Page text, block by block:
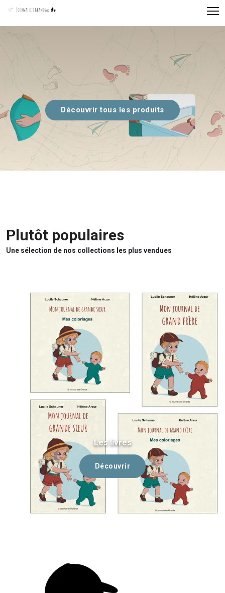
Découvrir tous les produits
Plutôt populaires
Une sélection de nos collections les plus vendues
Les livres
Découvrir
Panneau de gestion des cookies